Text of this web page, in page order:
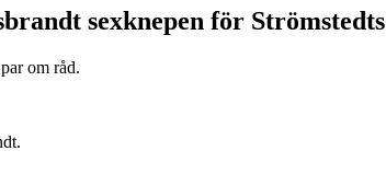
sexknepen för Strömstedts
om råd.